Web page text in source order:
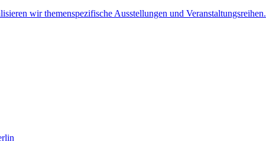
wir themenspezifische Ausstellungen und Veranstaltungsreihen.